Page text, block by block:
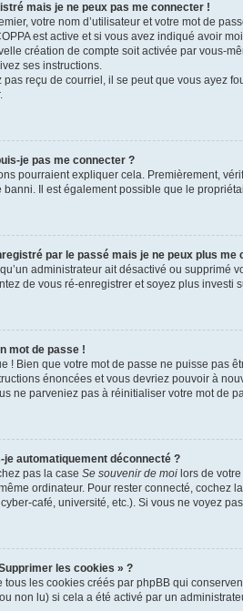
mais je ne peux pas me connecter !
votre nom d’utilisateur et votre mot de
est active et si vous avez indiqué avoir
création de compte soit activée par vous-
ses instructions.
pas reçu de courriel, il se peut que vous ayez
je pas me connecter ?
pourraient expliquer cela. Premièrement,
banni. Il est également possible que le
par le passé mais je ne peux plus me
qu’un administrateur ait désactivé ou
de vous ré-enregistrer et soyez plus investi
mot de passe !
! Bien que votre mot de passe ne puisse pas
énoncées et vous devriez pouvoir à
ne parveniez pas à réinitialiser votre mot de
je automatiquement déconnecté ?
pas la case Se souvenir de moi lors de
ordinateur. Pour rester connecté, cochez
café, université, etc.). Si vous ne voyez
les cookies » ?
tous les cookies créés par phpBB qui
non lu) si cela a été activé par un